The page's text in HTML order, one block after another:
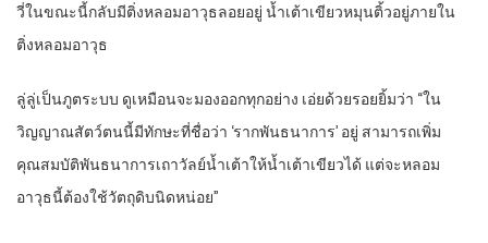
วี่ในขณะนี้กลับมีติ่งหลอมอาวุธลอยอยู่ น้ำเต้าเขียวหมุนติ้วอยู่ภายใน
ติ่งหลอมอาวุธ
ลู่ลู่เป็นภูตระบบ ดูเหมือนจะมองออกทุกอย่าง เอ่ยด้วยรอยยิ้มว่า “ใน
วิญญาณสัตว์ตนนี้มีทักษะที่ชื่อว่า ‘รากพันธนาการ’ อยู่ สามารถเพิ่ม
คุณสมบัติพันธนาการเถาวัลย์น้ำเต้าให้น้ำเต้าเขียวได้ แต่จะหลอม
อาวุธนี้ต้องใช้วัตถุดิบนิดหน่อย”